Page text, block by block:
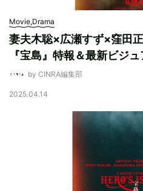
Movie,Drama
妻夫木聡×広瀬すず×窪田
『宝島』特報＆最新ビジ
by CINRA編集部
2025.04.14